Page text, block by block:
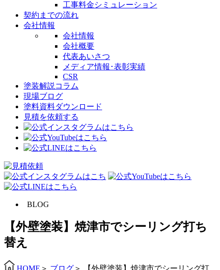
工事料金シミュレーション
契約までの流れ
会社情報
会社情報
会社概要
代表あいさつ
メディア情報･表彰実績
CSR
塗装解説コラム
現場ブログ
塗料資料ダウンロード
見積を依頼する
BLOG
【外壁塗装】焼津市でシーリング打ち
替え
HOME ＞ ブログ ＞
【外壁塗装】焼津市でシーリング打